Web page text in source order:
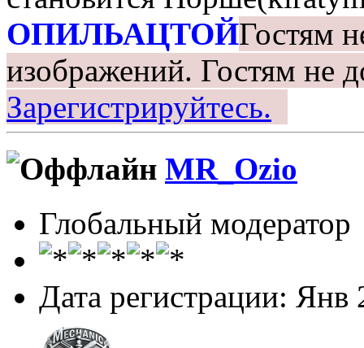
ОПИЛЬАЦТОЙГостям
изображений. Гостям не
Зарегистрируйтесь.
MR_Ozio
Глобальный модератор
Дата регистрации: Янв